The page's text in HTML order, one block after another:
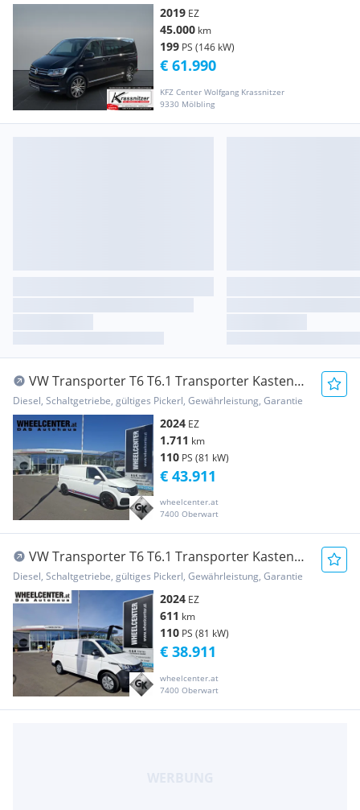
2019 EZ
45.000 km
199 PS (146 kW)
KFZ Center Wolfgang Krassnitzer
9330 Mölbling
€ 61.990
VW Transporter T6 T6.1 Transporter Kasten
2.0 TDI * GEWINDEFAHRWE... Transporter /
Kastenwagen
Diesel, Schaltgetriebe, gültiges Pickerl, Gewährleistung, Garantie
2024 EZ
1.711 km
110 PS (81 kW)
wheelcenter.at
7400 Oberwart
€ 43.911
VW Transporter T6 T6.1 Transporter Kasten
2.0 TDI * TEMPOMAT * EI... Transporter /
Kastenwagen
Diesel, Schaltgetriebe, gültiges Pickerl, Gewährleistung, Garantie
2024 EZ
611 km
110 PS (81 kW)
wheelcenter.at
7400 Oberwart
€ 38.911